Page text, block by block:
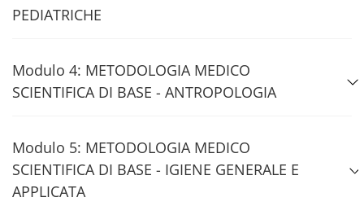
PEDIATRICHE
Modulo 4: METODOLOGIA MEDICO
SCIENTIFICA DI BASE - ANTROPOLOGIA
Modulo 5: METODOLOGIA MEDICO
SCIENTIFICA DI BASE - IGIENE GENERALE E
APPLICATA